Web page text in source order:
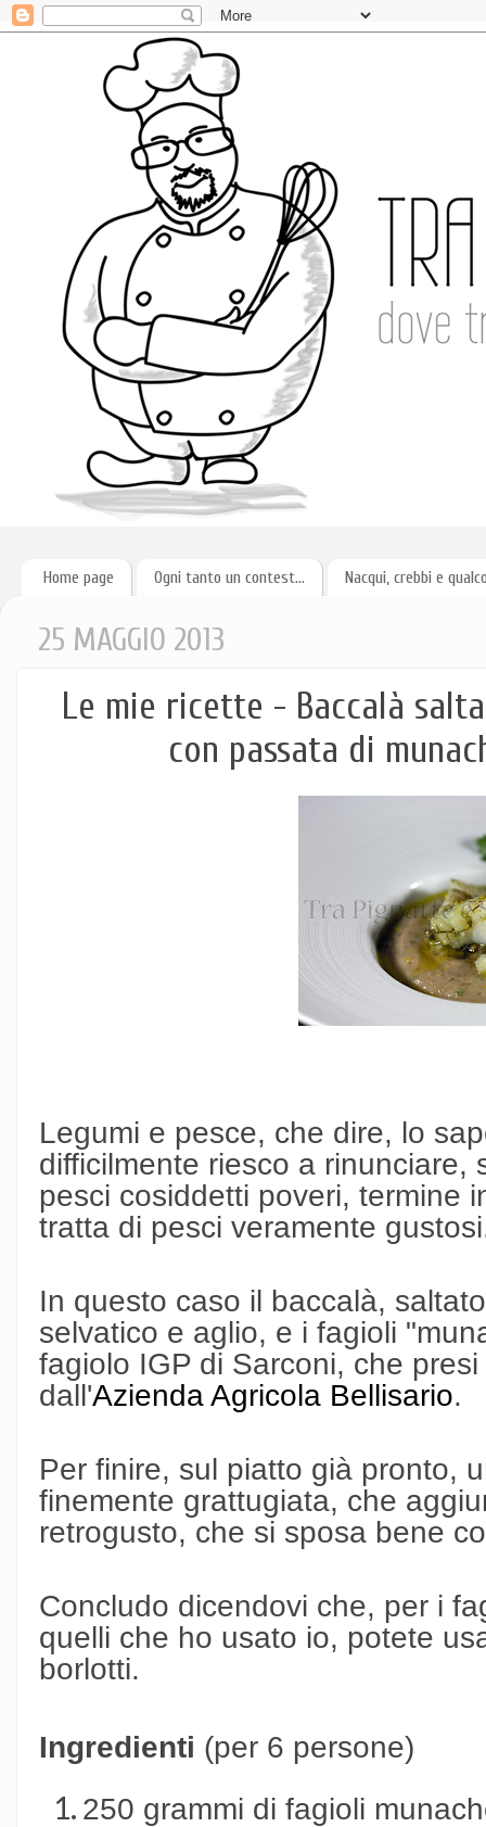
Home page Ogni tanto un contest... Nacqui, crebbi e
25 MAGGIO 2013
Le mie ricette - Baccalà
con passata di
Legumi e pesce, che dire, lo
difficilmente riesco a
pesci cosiddetti poveri, termine
tratta di pesci veramente
In questo caso il baccalà,
selvatico e aglio, e i fagioli
fagiolo IGP di Sarconi, che
dall'Azienda Agricola Bellisario.
Per finire, sul piatto già pronto,
finemente grattugiata, che
retrogusto, che si sposa bene
Concludo dicendovi che, per i
quelli che ho usato io, potete
borlotti.
Ingredienti (per 6 persone)
250 grammi di fagioli